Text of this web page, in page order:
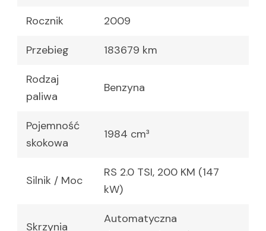
Rocznik 2009
Przebieg 183679 km
Rodzaj
paliwa
Benzyna
Pojemność
skokowa
1984 cm³
Silnik / Moc
RS 2.0 TSI, 200 KM (147
kW)
Skrzynia
Automatyczna